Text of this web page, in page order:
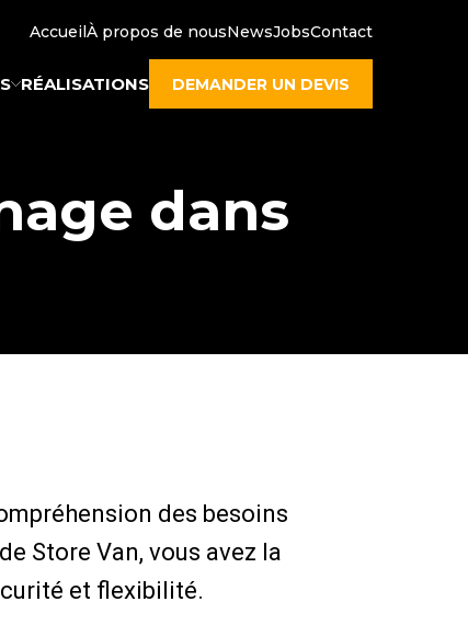
AccueilÀ propos de nousNewsJobsContact
RÉALISATIONS DEMANDER UN DEVIS
dans
des besoins
Store Van, vous avez la
et flexibilité.